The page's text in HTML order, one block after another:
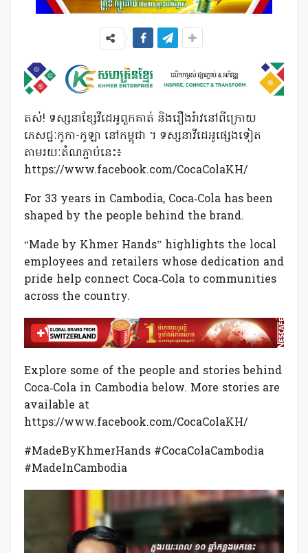
តស់! ទស្សនាខ្សែវីដេអូពួកគាត់ និងរឿងរ៉ាវនៅពីក្រោយ
ភេសជ្ជៈកូកា-កូឡា នៅកម្ពុជា ។ ទស្សនាវីដេអូផ្សេងទៀត
តាមរយៈតំណភ្ជាប់នេះ៖
https://www.facebook.com/CocaColaKH/
For 33 years in Cambodia, Coca‑Cola has been
shaped by the people behind the brand.
“Made by Khmer Hands” highlights the local
employees and retailers whose dedication and
pride help connect Coca‑Cola to communities
across the country.
Explore some of the people and stories behind
Coca‑Cola in Cambodia below. More stories are
available at
https://www.facebook.com/CocaColaKH/
#MadeByKhmerHands #CocaColaCambodia
#MadeInCambodia